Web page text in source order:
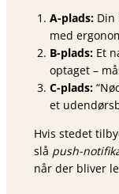
A-plads: Din
med
B-plads: Et
optaget –
C-plads:
et
Hvis stedet
slå push-
når der bliver